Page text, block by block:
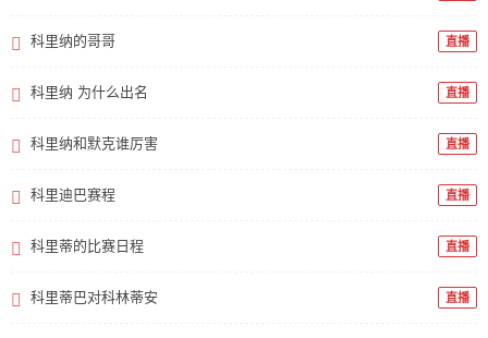
科里纳的哥哥 直播
科里纳 为什么出名 直播
科里纳和默克谁厉害 直播
科里迪巴赛程 直播
科里蒂的比赛日程 直播
科里蒂巴对科林蒂安 直播